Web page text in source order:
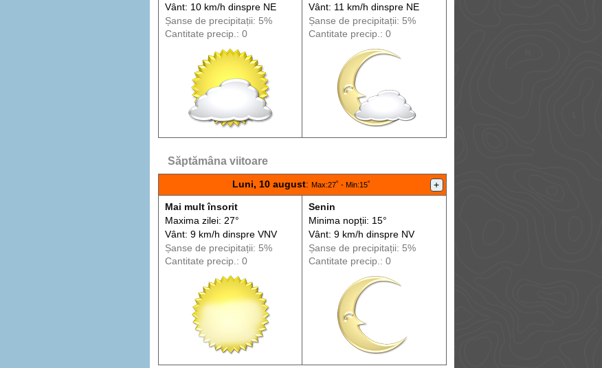
Vânt: 10 km/h dinspreNE
Șanse de precipitații: 5%
Cantitate precip.: 0
Vânt: 11 km/h dinspreNE
Șanse de precipitații: 5%
Cantitate precip.: 0
Săptămâna viitoare
Luni, 10 august: Max:27˚ - Min:15˚ +
Mai mult însorit
Maxima zilei: 27°
Vânt: 9 km/h dinspreVNV
Șanse de precipitații: 5%
Cantitate precip.: 0
Senin
Minima nopții: 15°
Vânt: 9 km/h dinspreNV
Șanse de precipitații: 5%
Cantitate precip.: 0